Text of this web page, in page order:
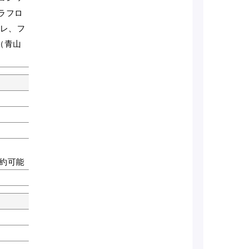
フロ
、フ
青山
可能